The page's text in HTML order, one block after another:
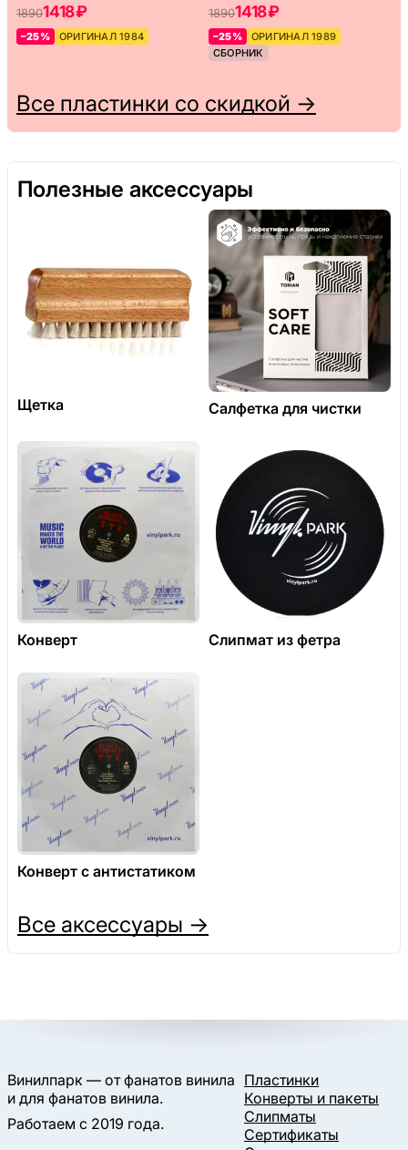
18901418 ₽
–25% ОРИГИНАЛ 1984
18901418 ₽
–25%
ОРИГИНАЛ 1989
СБОРНИК
Все пластинки со скидкой →
Полезные аксессуары
Щетка Салфетка для чистки
Конверт Слипмат из фетра
Конверт с антистатиком
Все аксессуары →
Винилпарк — от фанатов винила
и для фанатов винила.
Работаем с 2019 года.
Пластинки
Конверты и пакеты
Слипматы
Сертификаты